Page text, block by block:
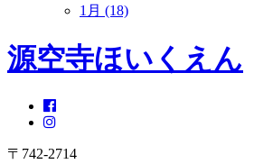
1月 (18)
源空寺ほいくえん
〒742-2714